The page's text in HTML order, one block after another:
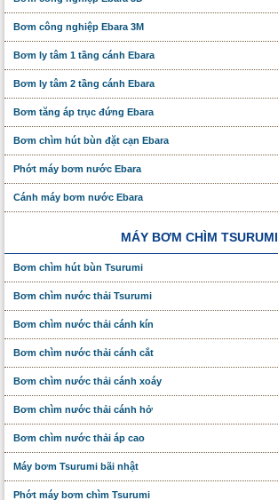
Bơm công nghiệp Ebara 3M
Bơm ly tâm 1 tầng cánh Ebara
Bơm ly tâm 2 tầng cánh Ebara
Bơm tăng áp trục đứng Ebara
Bơm chìm hút bùn đặt cạn Ebara
Phớt máy bơm nước Ebara
Cánh máy bơm nước Ebara
MÁY BƠM CHÌM TSURUMI
Bơm chìm hút bùn Tsurumi
Bơm chìm nước thải Tsurumi
Bơm chìm nước thải cánh kín
Bơm chìm nước thải cánh cắt
Bơm chìm nước thải cánh xoáy
Bơm chìm nước thải cánh hở
Bơm chìm nước thải áp cao
Máy bơm Tsurumi bãi nhật
Phớt máy bơm chìm Tsurumi